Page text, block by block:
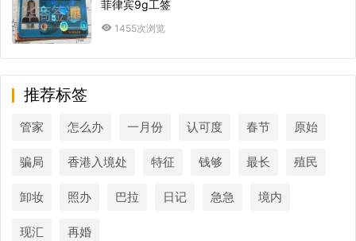
菲律宾9g工签
1455次浏览
推荐标签
管家 怎么办 一月份 认可度 春节 原始
骗局 香港入境处 特征 钱够 最长 殖民
卸妆 照办 巴拉 日记 急急 境内
现汇 再婚